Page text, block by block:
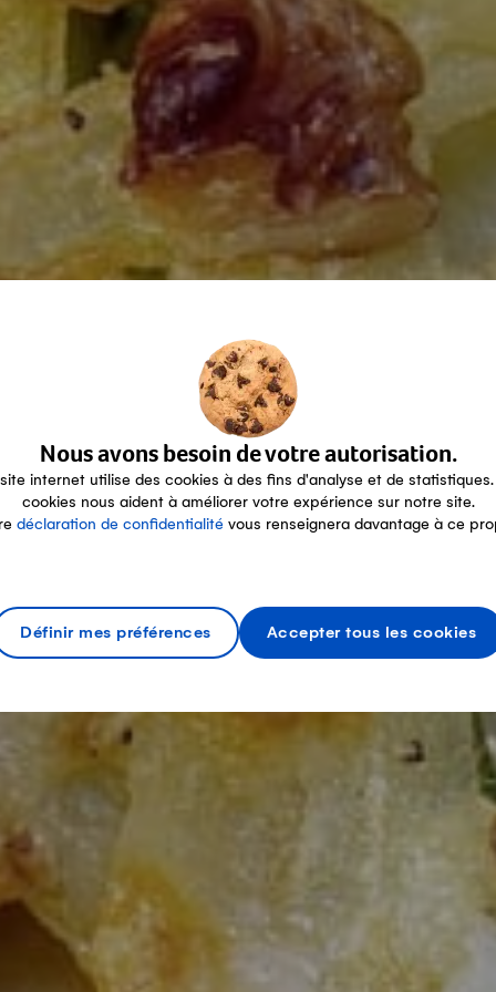
Nous avons besoin de votre autorisation.
internet utilise des cookies à des fins d'analyse et de statistiques.
cookies nous aident à améliorer votre expérience sur notre site.
déclaration de confidentialité vous renseignera davantage à ce
Définir mes préférences Accepter tous les cookies